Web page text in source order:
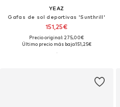
YEAZ
Gafas de sol deportivas 'Sunthrill'
151,25€
Precio original: 275,00€
Último precio más bajo:151,25€